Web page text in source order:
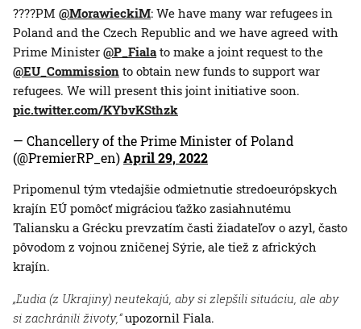
????PM @MorawieckiM: We have many war refugees in
Poland and the Czech Republic and we have agreed with
Prime Minister @P_Fialato make a joint request to the
@EU_Commission to obtain new funds to support war
refugees. We will present this joint initiative soon.
pic.twitter.com/KYbvKSthzk
— Chancellery of the Prime Minister of Poland
(@PremierRP_en)April 29, 2022
Pripomenul tým vtedajšie odmietnutie stredoeurópskych
krajín EÚ pomôcť migráciou ťažko zasiahnutému
Taliansku a Grécku prevzatím časti žiadateľov o azyl, často
pôvodom z vojnou zničenej Sýrie, ale tiež z afrických
krajín.
„Ľudia (z Ukrajiny) neutekajú, aby si zlepšili situáciu, ale aby
si zachránili životy,“upozornil Fiala.